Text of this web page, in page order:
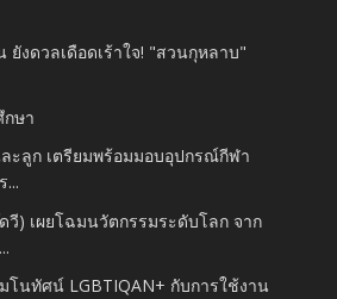
ยังดวลเดือดเร้าใจ! "สวนกุหลาบ"
ษา
ะลูก เตรียมพร้อมมอบอุปกรณ์กีฬา
...
วี) เผยโฉมนวัตกรรมระดับโลก จาก
นทัศน์ LGBTIQAN+ กับการใช้งาน